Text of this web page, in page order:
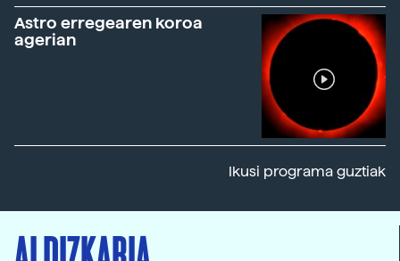
Astro erregearen koroa
agerian
Ikusi programa guztiak